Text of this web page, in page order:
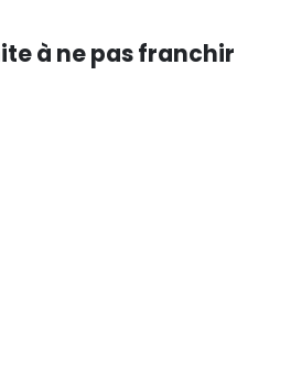
à ne pas franchir